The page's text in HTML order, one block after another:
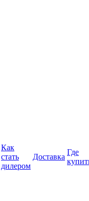
Как
стать
дилером
Доставка
Где